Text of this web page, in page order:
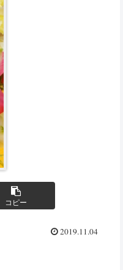
コピー
2019.11.04